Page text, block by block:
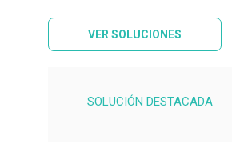
VER SOLUCIONES
SOLUCIÓN DESTACADA